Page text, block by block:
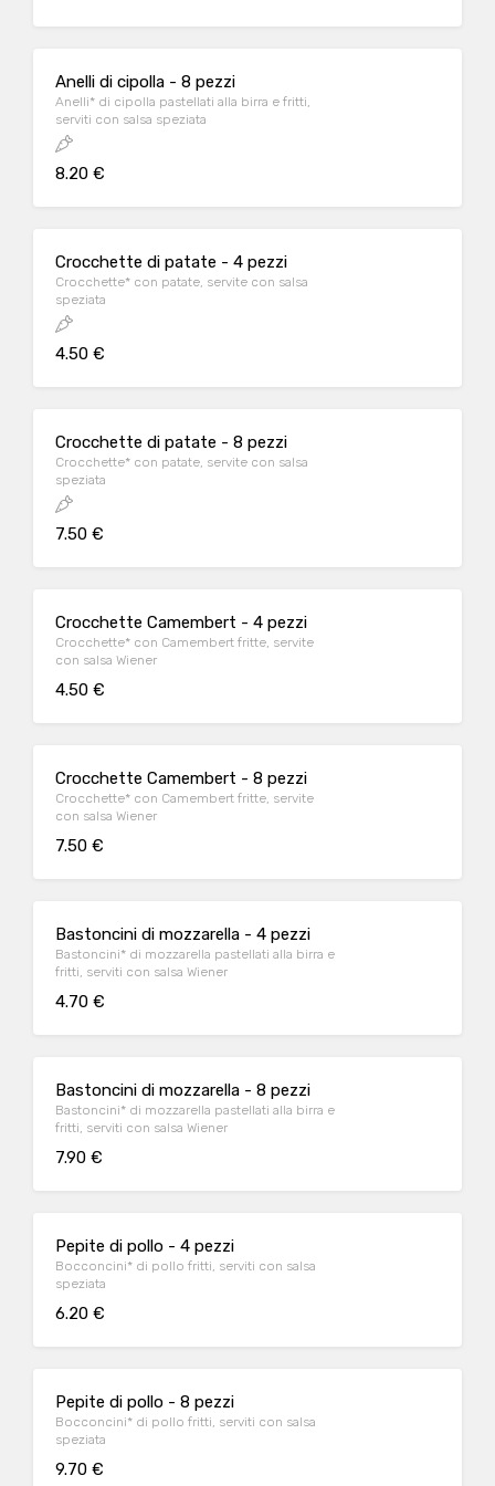
Anelli di cipolla - 8 pezzi
Anelli* di cipolla pastellati alla birra e fritti,
serviti con salsa speziata
8.20 €
Crocchette di patate - 4 pezzi
Crocchette* con patate, servite con salsa
speziata
4.50 €
Crocchette di patate - 8 pezzi
Crocchette* con patate, servite con salsa
speziata
7.50 €
Crocchette Camembert - 4 pezzi
Crocchette* con Camembert fritte, servite
con salsa Wiener
4.50 €
Crocchette Camembert - 8 pezzi
Crocchette* con Camembert fritte, servite
con salsa Wiener
7.50 €
Bastoncini di mozzarella - 4 pezzi
Bastoncini* di mozzarella pastellati alla birra e
fritti, serviti con salsa Wiener
4.70 €
Bastoncini di mozzarella - 8 pezzi
Bastoncini* di mozzarella pastellati alla birra e
fritti, serviti con salsa Wiener
7.90 €
Pepite di pollo - 4 pezzi
Bocconcini* di pollo fritti, serviti con salsa
speziata
6.20 €
Pepite di pollo - 8 pezzi
Bocconcini* di pollo fritti, serviti con salsa
speziata
9.70 €